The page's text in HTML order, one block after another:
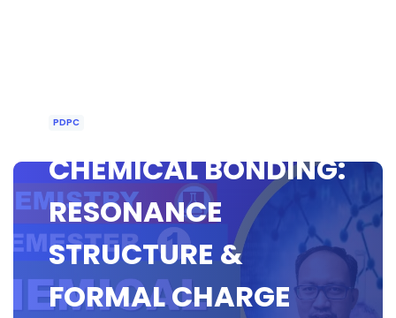
PDPC
CHEMICAL BONDING:
RESONANCE
STRUCTURE &
FORMAL CHARGE